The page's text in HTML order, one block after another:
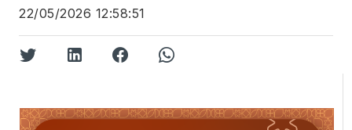
22/05/2026 12:58:51